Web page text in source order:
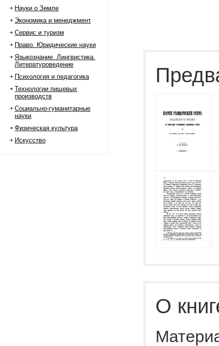
Науки о Земле
Экономика и менеджмент
Сервис и туризм
Право. Юридические науки
Языкознание. Лингвистика.
Литературоведение
Психология и педагогика
Технологии пищевых
производств
Социально-гуманитарные
науки
Физическая культура
Искусство
О